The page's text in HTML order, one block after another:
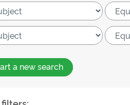
a new search